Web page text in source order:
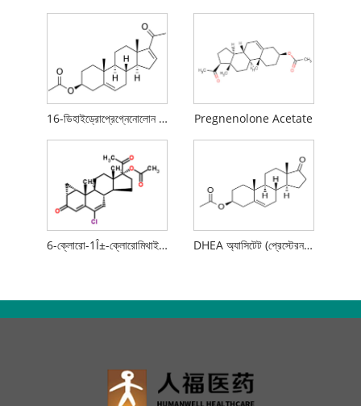
16-ডিহাইড্রোপ্রেগ্নেনোলোন অ্যাসিটেট (16-DPA) Pregnenolone Acetate
6-ক্লোরো-1Î±-ক্লোরোমিথাইল-3,20-ডাইক্সো-প্রেগ্না-4,6-ডায়েন-17Î±-অ্যাসিটক্সি DHEA অ্যাসিটেট (প্রেস্টেরন অ্যাসিটেট)